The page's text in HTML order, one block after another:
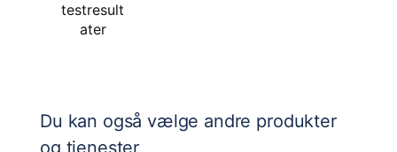
testresult
ater
Du kan også vælge andre produkter
og tjenester